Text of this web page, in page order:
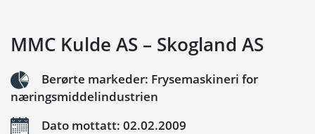
MMC Kulde AS – Skogland AS
Berørte markeder: Frysemaskineri for
næringsmiddelindustrien
Dato mottatt: 02.02.2009